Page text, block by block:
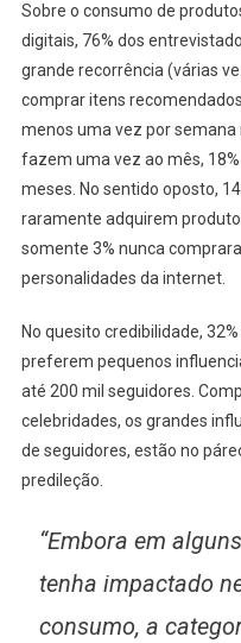
Sobre o consumo de
digitais, 76% dos
grande recorrência (várias
comprar itens
menos uma vez por semana
fazem uma vez ao mês,
meses. No sentido oposto,
raramente adquirem
somente 3% nunca
personalidades da internet.
No quesito credibilidade,
preferem pequenos
até 200 mil seguidores.
celebridades, os grandes
de seguidores, estão no
predileção.
“Embora em
tenha impactado
consumo, a